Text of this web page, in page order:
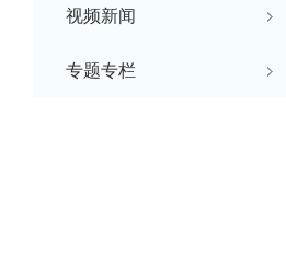
视频新闻
专题专栏